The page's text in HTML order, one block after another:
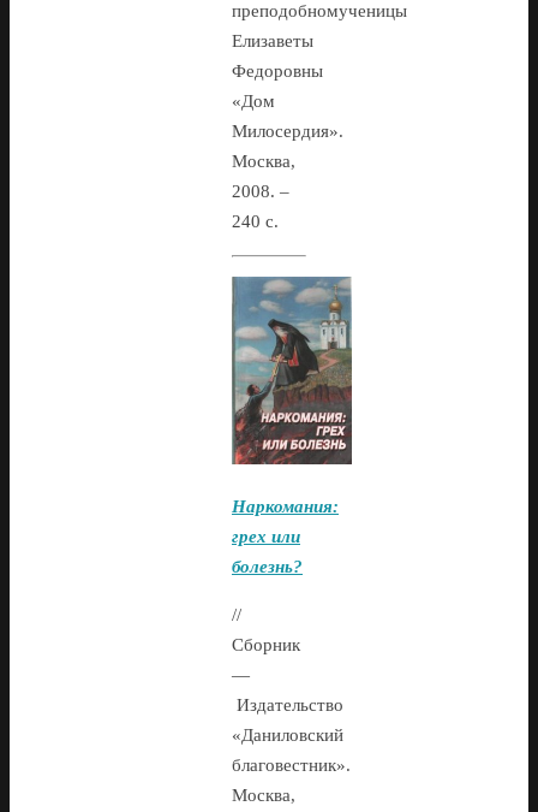
преподобномученицы
Елизаветы
Федоровны
«Дом
Милосердия».
Москва,
2008. –
240 c.
Наркомания:
грех или
болезнь?
//
Сборник
—
Издательство
«Даниловский
благовестник».
Москва,